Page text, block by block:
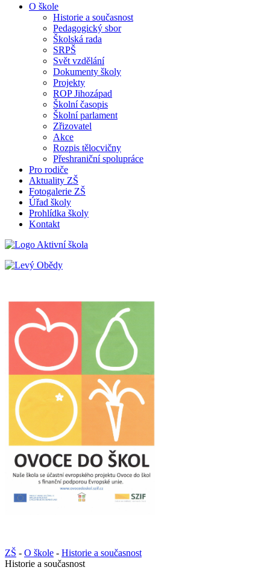
O škole
Historie a současnost
Pedagogický sbor
Školská rada
SRPŠ
Svět vzdělání
Dokumenty školy
Projekty
ROP Jihozápad
Školní časopis
Školní parlament
Zřizovatel
Akce
Rozpis tělocvičny
Přeshraniční spolupráce
Pro rodiče
Aktuality ZŠ
Fotogalerie ZŠ
Úřad školy
Prohlídka školy
Kontakt
ZŠ - O škole - Historie a současnost
Historie a současnost